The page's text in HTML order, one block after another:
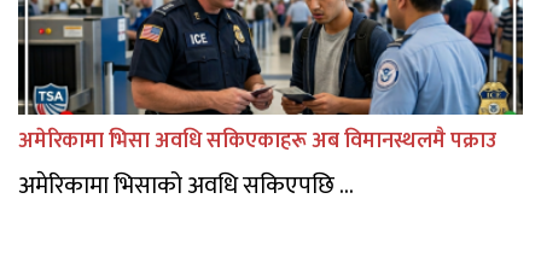
अमेरिकामा भिसा अवधि सकिएकाहरू अब विमानस्थलमै पक्राउ
अमेरिकामा भिसाको अवधि सकिएपछि ...